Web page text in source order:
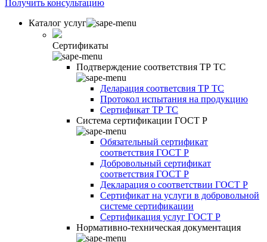
Получить консультацию
Каталог услуг
Сертификаты
Подтверждение соответствия ТР ТС
Деларация соответсвия ТР ТС
Протокол испытания на продукцию
Сертификат ТР ТС
Система сертификации ГОСТ Р
Обязательный сертификат
соответствия ГОСТ Р
Добровольный сертификат
соответствия ГОСТ Р
Декларация о соответствии ГОСТ Р
Сертификат на услуги в добровольной
системе сертификации
Сертификация услуг ГОСТ Р
Нормативно-техническая документация